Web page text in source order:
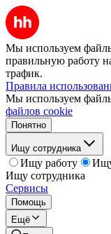
Мы используем
правильную работу
трафик.
Правила
Мы используем
файлов cookie
Понятно
Ищу сотрудника
Ищу работу
Ищу сотрудника
Сервисы
Помощь
Ещё